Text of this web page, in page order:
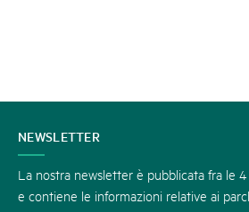
CONTATTATECI
NEWSLETTER
La nostra newsletter è pubblicata fra le 4
e contiene le informazioni relative ai